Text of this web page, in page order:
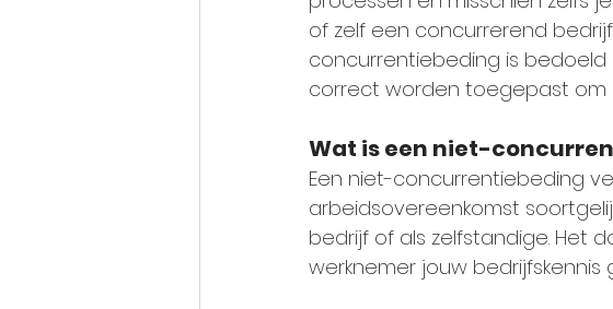
of zelf een concurrerend
concurrentiebeding is
correct worden toegepast om
Wat is een niet-
Een niet-concurrentiebeding
arbeidsovereenkomst
bedrijf of als zelfstandige. Het
werknemer jouw